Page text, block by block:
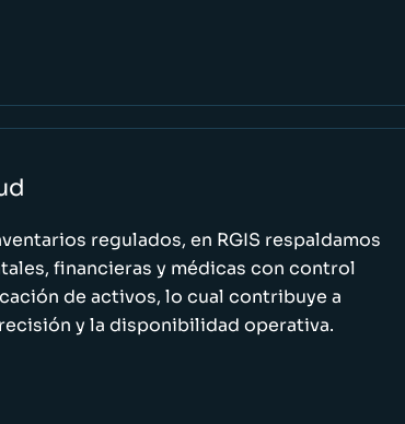
regulados, en RGIS respaldamos
financieras y médicas con control
de activos, lo cual contribuye a
y la disponibilidad operativa.